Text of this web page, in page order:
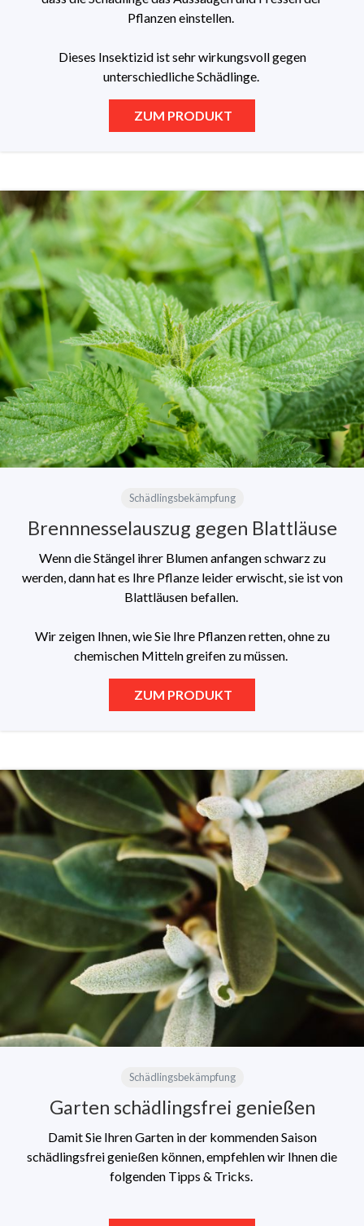
Pflanzen einstellen.
Dieses Insektizid ist sehr wirkungsvoll gegen
unterschiedliche Schädlinge.
ZUM PRODUKT
Schädlingsbekämpfung
Brennnesselauszug gegen Blattläuse
Wenn die Stängel ihrer Blumen anfangen schwarz zu
werden, dann hat es Ihre Pflanze leider erwischt, sie ist von
Blattläusen befallen.
Wir zeigen Ihnen, wie Sie Ihre Pflanzen retten, ohne zu
chemischen Mitteln greifen zu müssen.
ZUM PRODUKT
Schädlingsbekämpfung
Garten schädlingsfrei genießen
Damit Sie Ihren Garten in der kommenden Saison
schädlingsfrei genießen können, empfehlen wir Ihnen die
folgenden Tipps & Tricks.